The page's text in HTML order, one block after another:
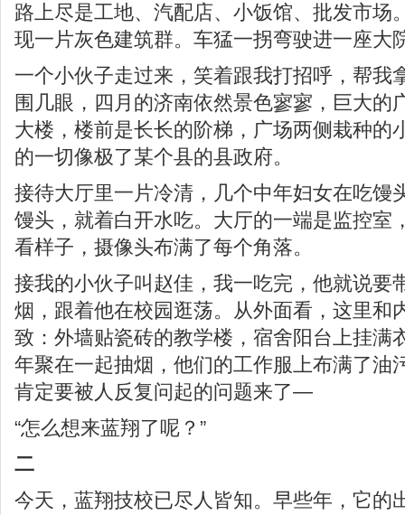
路上尽是工地、汽配店、小饭馆、批发市场
现一片灰色建筑群。车猛一拐弯驶进一座大
一个小伙子走过来，笑着跟我打招呼，帮我
围几眼，四月的济南依然景色寥寥，巨大的
大楼，楼前是长长的阶梯，广场两侧栽种的
的一切像极了某个县的县政府。
接待大厅里一片冷清，几个中年妇女在吃馒
馒头，就着白开水吃。大厅的一端是监控室
看样子，摄像头布满了每个角落。
接我的小伙子叫赵佳，我一吃完，他就说要
烟，跟着他在校园逛荡。从外面看，这里和
致：外墙贴瓷砖的教学楼，宿舍阳台上挂满
年聚在一起抽烟，他们的工作服上布满了油
肯定要被人反复问起的问题来了—
“怎么想来蓝翔了呢？”
二
今天，蓝翔技校已尽人皆知。早些年，它的